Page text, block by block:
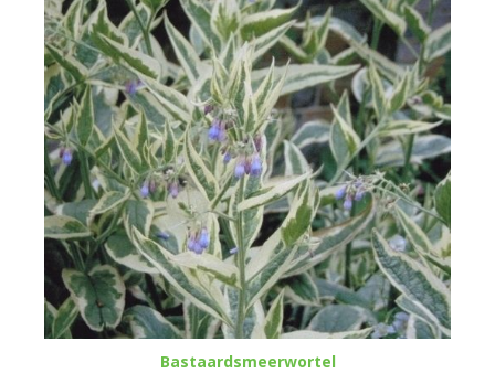
Bastaardsmeerwortel